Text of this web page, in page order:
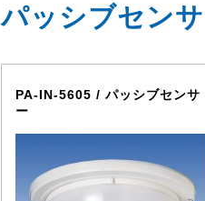
パッシブセン
PA-IN-5605 / パッシブセンサ
ー